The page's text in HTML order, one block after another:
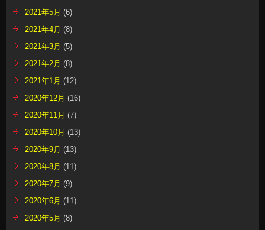
2021年5月 (6)
2021年4月 (8)
2021年3月 (5)
2021年2月 (8)
2021年1月 (12)
2020年12月 (16)
2020年11月 (7)
2020年10月 (13)
2020年9月 (13)
2020年8月 (11)
2020年7月 (9)
2020年6月 (11)
2020年5月 (8)